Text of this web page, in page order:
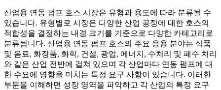
산업용 연동 펌프 호스 시장은 유형과 용도에 따라 분류될 수
있습니다. 유형별로 시장은 다양한 산업 공정에 대한 호스의
적합성을 결정하는 내경 크기를 기준으로 다양한 카테고리로
분류됩니다. 산업용 연동 펌프 호스의 주요 응용 분야는 식품
및 음료, 화장품, 화학, 건설, 광업, 에너지, 수처리 및 폐수 처리
와 같은 산업 전반에 걸쳐 있으며 각 산업마다 연동 펌프에 대
한 수요에 영향을 미치는 특정 요구 사항이 있습니다. 이러한
부문을 이해하면 성장 영역을 파악하고 각 산업의 특정 요구